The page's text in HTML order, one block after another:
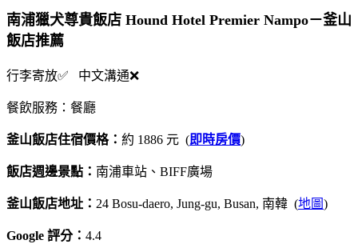
南浦獵犬尊貴飯店 Hound Hotel Premier Nampo－釜山
飯店推薦
行李寄放✅ 中文溝通❌
餐飲服務：餐廳
釜山飯店住宿價格： 約 1886 元 (即時房價)
飯店週邊景點： 南浦車站、BIFF廣場
釜山飯店地址： 24 Bosu-daero, Jung-gu, Busan, 南韓 (地圖)
Google 評分： 4.4